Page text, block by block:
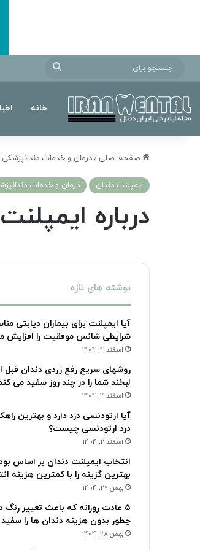
جستجو
خانه
صفحه اصلی /درمان‌ و خدمات دندانپزشکی
ایمپلنت دندان درمان‌ و خدمات
درباره
نوشته های تازه
آیا ایمپلنت برای بیماران دیابتی
شرایطی شانس موفقیت را افزایش
اسفند 4, 1404
روشهای سریع رفع زردی دندان قبل
لبخند شما را در چند روز سفید می
اسفند 3, 1404
آیا ارتودنسی درد دارد و بهترین
درد ارتودنسی چیست؟
اسفند 2, 1404
انتخاب ایمپلنت دندان بر اساس
بهترین گزینه را با کمترین هزینه
بهمن 29, 1404
۵ عادت روزانه که باعث تغییر
چطور بدون هزینه دندان ها را سفید
بهمن 28, 1404